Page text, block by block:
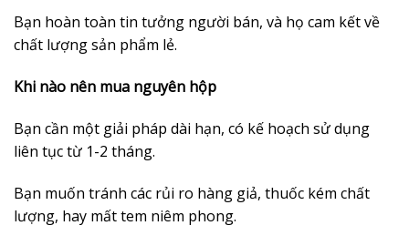
Bạn hoàn toàn tin tưởng người bán, và họ cam kết về
chất lượng sản phẩm lẻ.
Khi nào nên mua nguyên hộp
Bạn cần một giải pháp dài hạn, có kế hoạch sử dụng
liên tục từ 1-2 tháng.
Bạn muốn tránh các rủi ro hàng giả, thuốc kém chất
lượng, hay mất tem niêm phong.